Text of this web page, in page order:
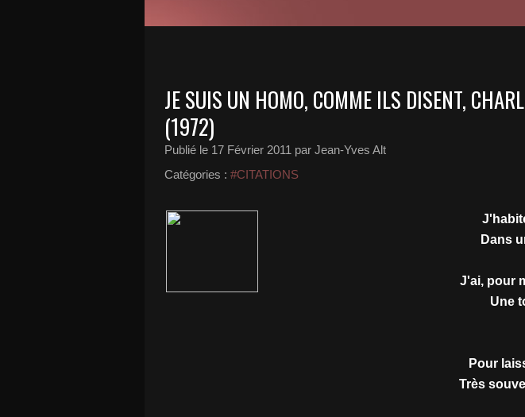
JE SUIS UN HOMO, COMME ILS DISENT,
(1972)
Publié le 17 Février 2011 par Jean-Yves Alt
Catégories : #CITATIONS
Dans
J'ai, pour
Une
Pour
Très